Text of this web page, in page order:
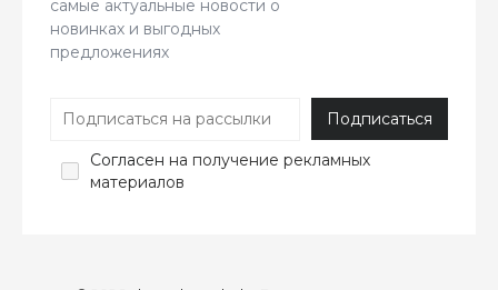
самые актуальные новости о
новинках и выгодных
предложениях
Согласен на получение рекламных
материалов